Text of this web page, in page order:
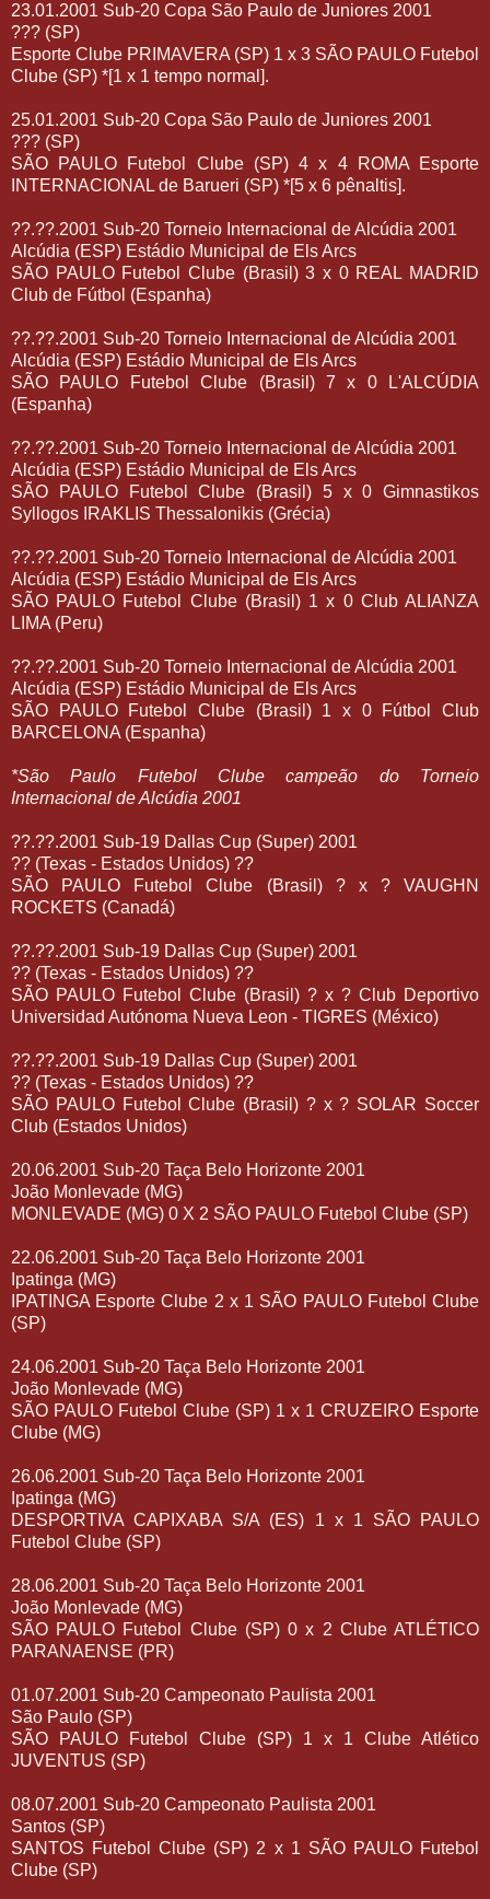
23.01.2001 Sub-20 Copa São Paulo de Juniores 2001
??? (SP)
Esporte Clube PRIMAVERA (SP) 1 x 3 SÃO PAULO Futebol
Clube (SP) *[1 x 1 tempo normal].
25.01.2001 Sub-20 Copa São Paulo de Juniores 2001
??? (SP)
SÃO PAULO Futebol Clube (SP) 4 x 4 ROMA Esporte
INTERNACIONAL de Barueri (SP) *[5 x 6 pênaltis].
??.??.2001 Sub-20 Torneio Internacional de Alcúdia 2001
Alcúdia (ESP) Estádio Municipal de Els Arcs
SÃO PAULO Futebol Clube (Brasil) 3 x 0 REAL MADRID
Club de Fútbol (Espanha)
??.??.2001 Sub-20 Torneio Internacional de Alcúdia 2001
Alcúdia (ESP) Estádio Municipal de Els Arcs
SÃO PAULO Futebol Clube (Brasil) 7 x 0 L'ALCÚDIA
(Espanha)
??.??.2001 Sub-20 Torneio Internacional de Alcúdia 2001
Alcúdia (ESP) Estádio Municipal de Els Arcs
SÃO PAULO Futebol Clube (Brasil) 5 x 0 Gimnastikos
Syllogos IRAKLIS Thessalonikis (Grécia)
??.??.2001 Sub-20 Torneio Internacional de Alcúdia 2001
Alcúdia (ESP) Estádio Municipal de Els Arcs
SÃO PAULO Futebol Clube (Brasil) 1 x 0 Club ALIANZA
LIMA (Peru)
??.??.2001 Sub-20 Torneio Internacional de Alcúdia 2001
Alcúdia (ESP) Estádio Municipal de Els Arcs
SÃO PAULO Futebol Clube (Brasil) 1 x 0 Fútbol Club
BARCELONA (Espanha)
*São Paulo Futebol Clube campeão do Torneio
Internacional de Alcúdia 2001
??.??.2001 Sub-19 Dallas Cup (Super) 2001
?? (Texas - Estados Unidos) ??
SÃO PAULO Futebol Clube (Brasil) ? x ? VAUGHN
ROCKETS (Canadá)
??.??.2001 Sub-19 Dallas Cup (Super) 2001
?? (Texas - Estados Unidos) ??
SÃO PAULO Futebol Clube (Brasil) ? x ? Club Deportivo
Universidad Autónoma Nueva Leon - TIGRES (México)
??.??.2001 Sub-19 Dallas Cup (Super) 2001
?? (Texas - Estados Unidos) ??
SÃO PAULO Futebol Clube (Brasil) ? x ? SOLAR Soccer
Club (Estados Unidos)
20.06.2001 Sub-20 Taça Belo Horizonte 2001
João Monlevade (MG)
MONLEVADE (MG) 0 X 2 SÃO PAULO Futebol Clube (SP)
22.06.2001 Sub-20 Taça Belo Horizonte 2001
Ipatinga (MG)
IPATINGA Esporte Clube 2 x 1 SÃO PAULO Futebol Clube
(SP)
24.06.2001 Sub-20 Taça Belo Horizonte 2001
João Monlevade (MG)
SÃO PAULO Futebol Clube (SP) 1 x 1 CRUZEIRO Esporte
Clube (MG)
26.06.2001 Sub-20 Taça Belo Horizonte 2001
Ipatinga (MG)
DESPORTIVA CAPIXABA S/A (ES) 1 x 1 SÃO PAULO
Futebol Clube (SP)
28.06.2001 Sub-20 Taça Belo Horizonte 2001
João Monlevade (MG)
SÃO PAULO Futebol Clube (SP) 0 x 2 Clube ATLÉTICO
PARANAENSE (PR)
01.07.2001 Sub-20 Campeonato Paulista 2001
São Paulo (SP)
SÃO PAULO Futebol Clube (SP) 1 x 1 Clube Atlético
JUVENTUS (SP)
08.07.2001 Sub-20 Campeonato Paulista 2001
Santos (SP)
SANTOS Futebol Clube (SP) 2 x 1 SÃO PAULO Futebol
Clube (SP)